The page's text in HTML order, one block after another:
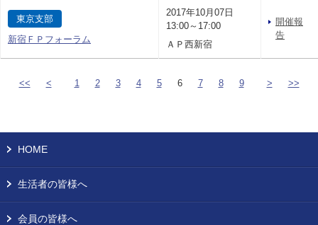
東京支部
新宿ＦＰフォーラム
2017年10月07日
13:00～17:00
ＡＰ西新宿
開催報
告
<< < 1 2 3 4 5 6 7 8 9 > >>
HOME
生活者の皆様へ
会員の皆様へ